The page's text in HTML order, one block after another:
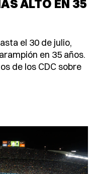
ALTO EN 35
el 30 de julio,
en 35 años.
de los CDC sobre